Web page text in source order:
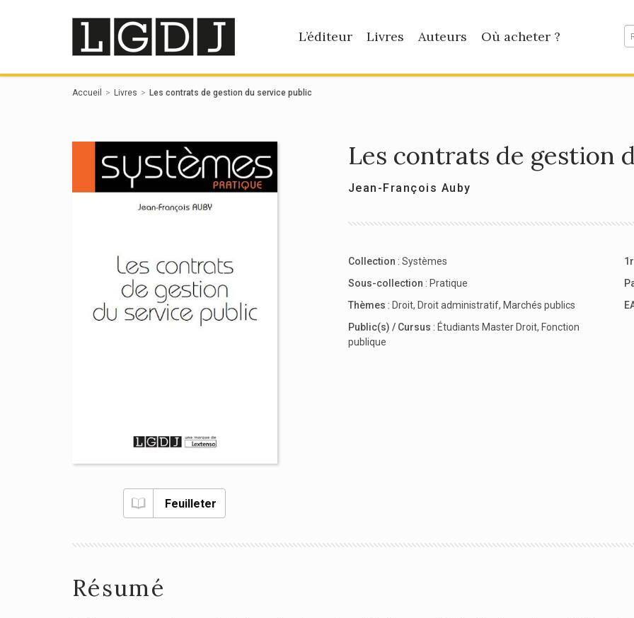
L’éditeur Livres Auteurs Où acheter ?
Accueil Livres Les contrats de gestion du service public
Feuilleter
Les contrats de gestion
Jean-François Auby
Collection : Systèmes
Sous-collection : Pratique
Thèmes : Droit, Droit administratif, Marchés publics
Public(s) / Cursus : Étudiants Master Droit, Fonction
publique
Résumé